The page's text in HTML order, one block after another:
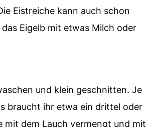
Eistreiche kann auch schon
Eigelb mit etwas Milch oder
und klein geschnitten. Je
braucht ihr etwa ein drittel oder
mit dem Lauch vermengt und mit